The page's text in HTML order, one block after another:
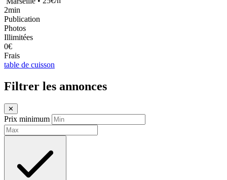
2min
Publication
Photos
Illimitées
0€
Frais
table de cuisson
Filtrer les annonces
✕
Prix minimum